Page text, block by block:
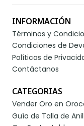
INFORMACIÓN
Términos y
Condiciones de
Políticas de
Contáctanos
CATEGORIAS
Vender Oro en
Guía de Talla de